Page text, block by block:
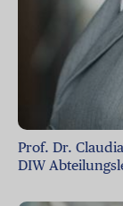
Prof. Dr.
DIW